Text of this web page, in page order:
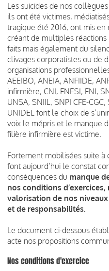
Les suicides de nos
ils ont été victimes,
tragique été 2016, ont mis
créant de multiples
faits mais également du
clivages corporatistes ou de
organisations
AEEIBO, ANEIA, ANFIIDE,
infirmière, CNI, FNESI, FNI,
UNSA, SNIIL, SNPI CFE-
UNIDEL font le choix de
voix le mépris et le manque
filière infirmière est victime.
Fortement mobilisées suite à
font aujourd’hui le constat
conséquences du manque
nos conditions
valorisation de nos
et de responsabilités.
Le document ci-dessous
acte nos propositions
Nos conditions d'exercice